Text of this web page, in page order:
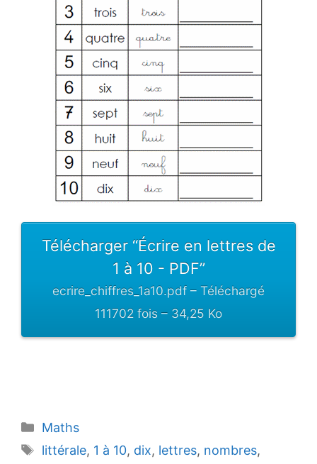
Télécharger “Écrire en lettres de
1 à 10 - PDF”
ecrire_chiffres_1a10.pdf – Téléchargé
111702 fois – 34,25 Ko
Catégories
Maths
Étiquettes
littérale, 1 à 10, dix, lettres, nombres,